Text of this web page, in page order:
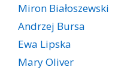
Miron Białoszewski
Andrzej Bursa
Ewa Lipska
Mary Oliver